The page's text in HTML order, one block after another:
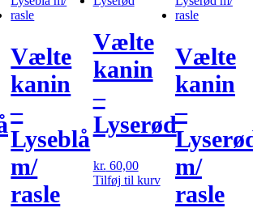
Vælte
kanin
–
Lyseblå
m/
rasle
Vælte
kanin
–
Lyserød
kr. 60,00
Tilføj til kurv
Vælte
kanin
–
m/
rasle